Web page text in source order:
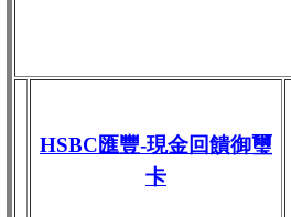
HSBC匯豐-現金回饋御璽
卡